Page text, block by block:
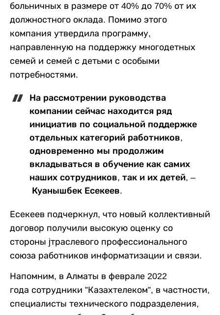
больничных в размере от 40% до 70% от их
должностного оклада. Помимо этого
компания утвердила программу,
направленную на поддержку многодетных
семей и семей с детьми с особыми
потребностями.
На рассмотрении руководства
компании сейчас находится ряд
инициатив по социальной поддержке
отдельных категорий работников,
одновременно мы продолжим
вкладываться в обучение как самих
наших сотрудников, так и их детей, –
Куанышбек Есекеев.
Есекеев подчеркнул, что новый коллективный
договор получили высокую оценку со
стороны jтраслевого профессионального
союза работников информатизации и связи.
Напомним, в Алматы в феврале 2022
года сотрудники ”Казахтелеком”, в частности,
специалисты технического подразделения,